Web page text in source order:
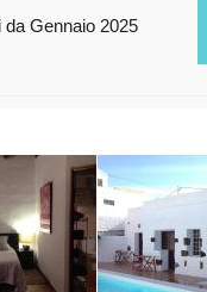
Gennaio 2025